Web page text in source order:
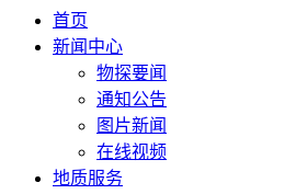
首页
新闻中心
物探要闻
通知公告
图片新闻
在线视频
地质服务